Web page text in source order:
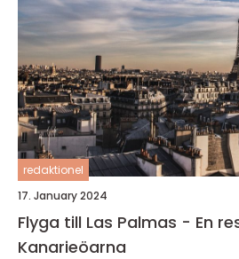
redaktionel
17. January 2024
Flyga till Las Palmas - En
Kanarieöarna